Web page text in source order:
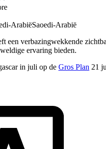
Saoedi-Arabië
een verbazingwekkende
ervaring bieden.
in juli op de Gros Plan 21